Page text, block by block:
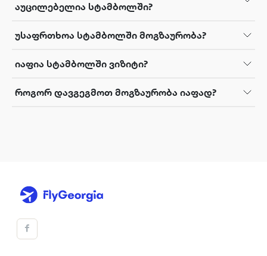
აუცილებელია სტამბოლში?
უსაფრთხოა სტამბოლში მოგზაურობა?
იაფია სტამბოლში ვიზიტი?
როგორ დავგეგმოთ მოგზაურობა იაფად?